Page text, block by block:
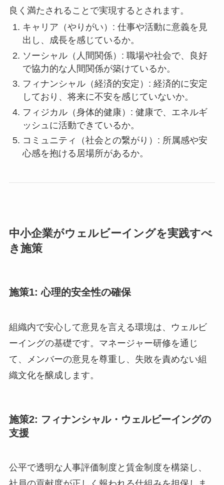
良く満たされることで実現するとされます。
キャリア（やりがい）: 仕事や活動に意義を見
出し、成長を感じているか。
ソーシャル（人間関係）: 職場や社会で、良好
で協力的な人間関係が築けているか。
フィナンシャル（経済的安定）: 経済的に安定
しており、将来に不安を感じていないか。
フィジカル（身体的健康）: 健康で、エネルギ
ッシュに活動できているか。
コミュニティ（社会との繋がり）: 所属感や安
心感を抱ける居場所があるか。
中小企業がウェルビーイングを実践すべ
き施策
施策1: 心理的安全性の確保
組織内で安心して意見を言える環境は、ウェルビ
ーイングの基礎です。マネージャー研修を通じ
て、メンバーの意見を尊重し、失敗を責めない組
織文化を醸成します。
施策2: フィナンシャル・ウェルビーイングの
支援
公平で透明な人事評価制度と賃金制度を構築し、